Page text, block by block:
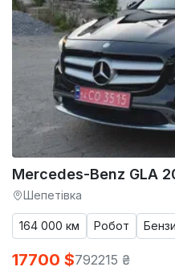
Mercedes-Benz GLA
Шепетівка
164 000 км Робот
17700 $792215 ₴